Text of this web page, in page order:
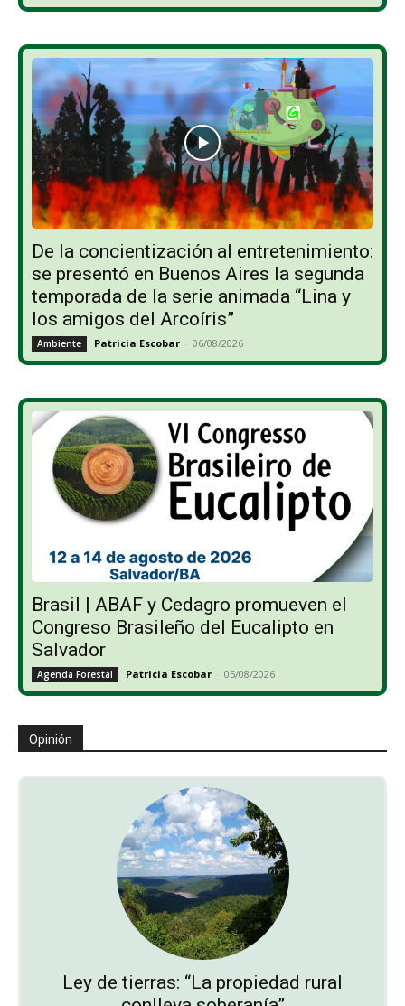
De la concientización al entretenimiento:
se presentó en Buenos Aires la segunda
temporada de la serie animada “Lina y
los amigos del Arcoíris”
Ambiente Patricia Escobar - 06/08/2026
Brasil | ABAF y Cedagro promueven el
Congreso Brasileño del Eucalipto en
Salvador
Agenda Forestal Patricia Escobar - 05/08/2026
Opinión
Ley de tierras: “La propiedad rural